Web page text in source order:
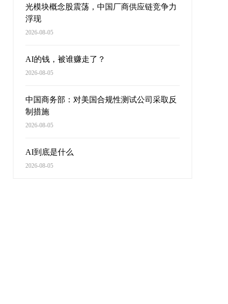
光模块概念股震荡，中国厂商供应链竞争力
浮现
2026-08-05
AI的钱，被谁赚走了？
2026-08-05
中国商务部：对美国合规性测试公司采取反
制措施
2026-08-05
AI到底是什么
2026-08-05